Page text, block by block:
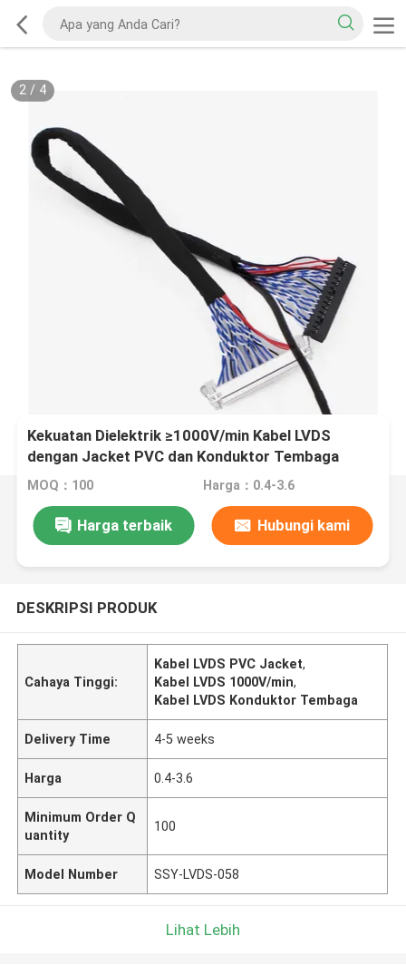
2/ 4
Kekuatan Dielektrik ≥1000V/min Kabel LVDS
dengan Jacket PVC dan Konduktor Tembaga
MOQ：100 Harga：0.4-3.6
Harga terbaik Hubungi kami
DESKRIPSI PRODUK
Cahaya Tinggi:
Kabel LVDS PVC Jacket,
Kabel LVDS 1000V/min,
Kabel LVDS Konduktor Tembaga
Delivery Time 4-5 weeks
Harga 0.4-3.6
Minimum Order Q
uantity
100
Model Number SSY-LVDS-058
Lihat Lebih